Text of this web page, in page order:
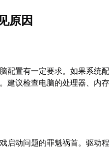
原因
配置有一定要求。如果系统
建议检查电脑的处理器、内
启动问题的罪魁祸首。驱动